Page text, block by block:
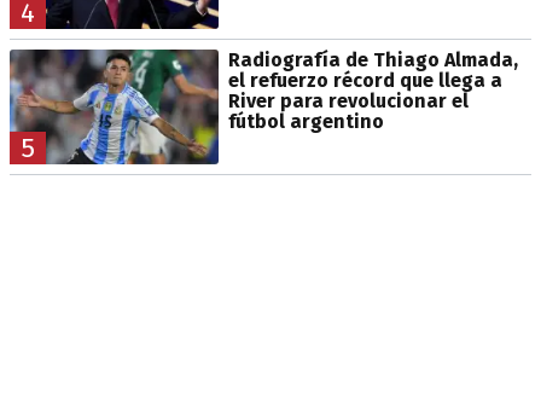
4
5
Radiografía de Thiago Almada,
el refuerzo récord que llega a
River para revolucionar el
fútbol argentino